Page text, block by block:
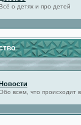
о детях и про детей
всем, что происходит